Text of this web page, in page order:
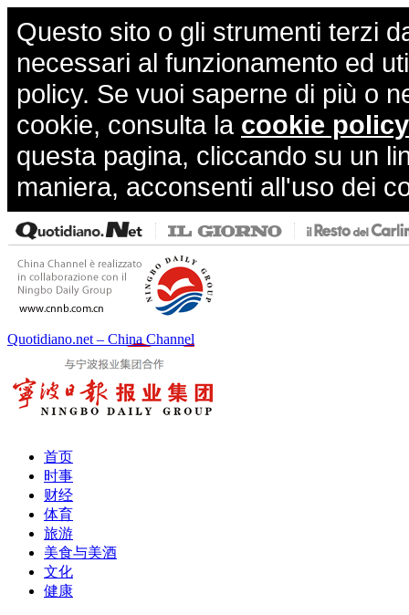
Questo sito o gli strumenti terzi
necessari al funzionamento ed
policy. Se vuoi saperne di più o
cookie, consulta la cookie policy
questa pagina, cliccando su un
maniera, acconsenti all'uso dei
Quotidiano.net – China Channel
首页
时事
财经
体育
旅游
美食与美酒
文化
健康